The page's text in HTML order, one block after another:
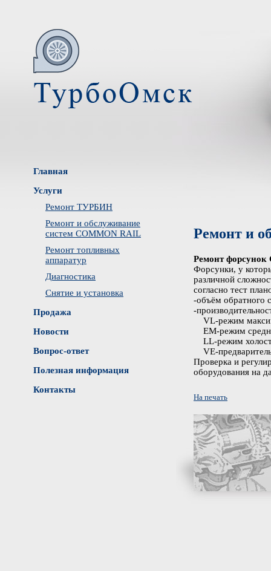
Главная
Услуги
Ремонт ТУРБИН
Ремонт и обслуживание
систем COMMON RAIL
Ремонт топливных
аппаратур
Диагностика
Снятие и установка
Продажа
Новости
Вопрос-ответ
Полезная информация
Контакты
Ремонт и
Ремонт форсунок
Форсунки, у
различной
согласно тест
-объём обратного
-
VL-режим
EM-режим
LL-режим
VE-
Проверка и
оборудования на
На печать